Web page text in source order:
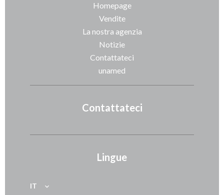
Homepage
Vendite
La nostra agenzia
Notizie
Contattateci
unamed
Contattateci
Lingue
IT